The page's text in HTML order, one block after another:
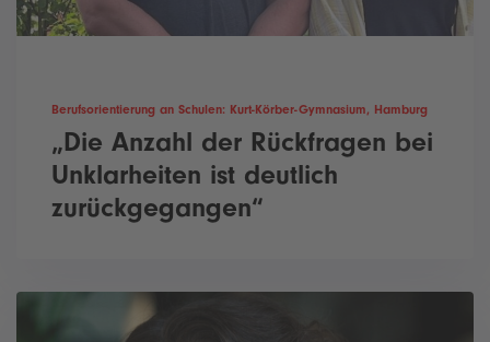
Berufsorientierung an Schulen: Kurt-Körber-Gymnasium, Hamburg
„Die Anzahl der Rückfragen bei
Unklarheiten ist deutlich
zurückgegangen“